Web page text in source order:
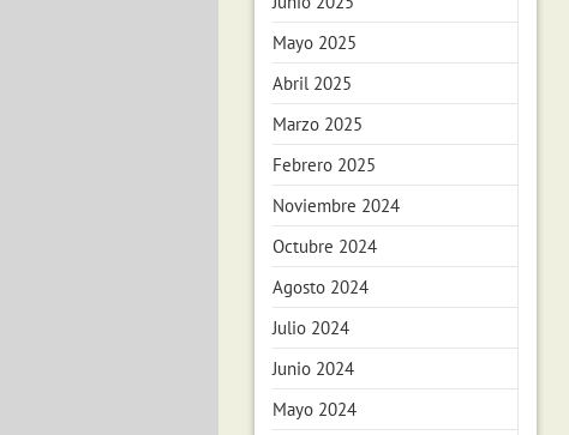
Mayo 2025
Abril 2025
Marzo 2025
Febrero 2025
Noviembre 2024
Octubre 2024
Agosto 2024
Julio 2024
Junio 2024
Mayo 2024